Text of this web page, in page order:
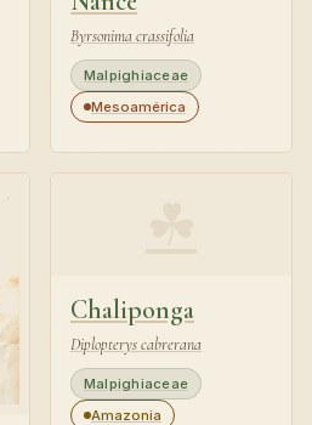
Byrsonima crassifolia
Malpighiaceae
Mesoamérica
Chaliponga
Diplopterys cabrerana
Malpighiaceae
Amazonia